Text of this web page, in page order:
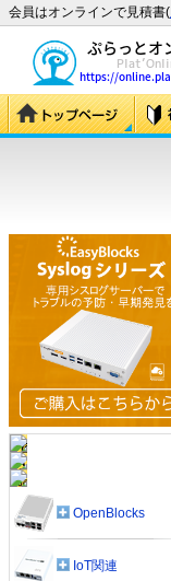
会員はオンラインで見積書(
OpenBlocks
IoT関連